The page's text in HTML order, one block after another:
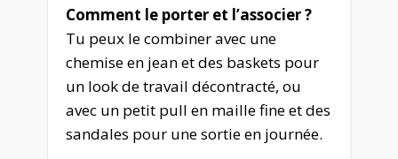
Comment le porter et l’associer ?
Tu peux le combiner avec une
chemise en jean et des baskets pour
un look de travail décontracté, ou
avec un petit pull en maille fine et des
sandales pour une sortie en journée.